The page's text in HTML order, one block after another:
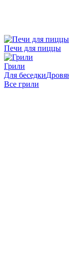
Печи для пиццы
Грили
Для беседки
Все грили